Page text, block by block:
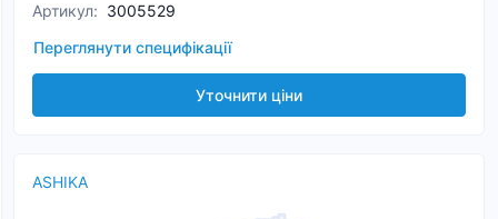
Артикул: 3005529
Переглянути специфікації
Уточнити ціни
ASHIKA